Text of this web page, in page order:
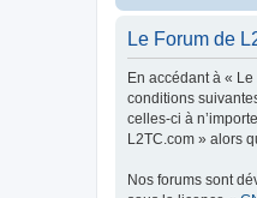
Le Forum de
En accédant à «
conditions
celles-ci à
L2TC.com » alors
Nos forums sont